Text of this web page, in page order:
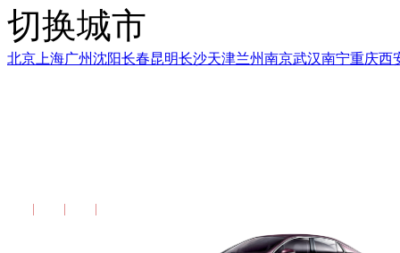
切换城市
北京 上海广州沈阳长春昆明长沙天津兰州南京武汉南宁重庆西